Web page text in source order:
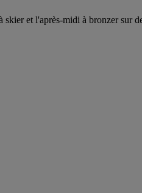
et l'après-midi à bronzer sur